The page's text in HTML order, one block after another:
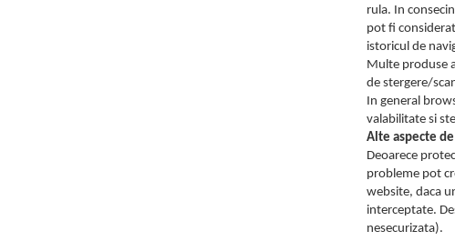
rula. In
pot fi
istoricul de
Multe produse
de stergere/
In general
valabilitate si
Alte aspecte
Deoarece
probleme pot
website, daca
interceptate.
nesecurizata).